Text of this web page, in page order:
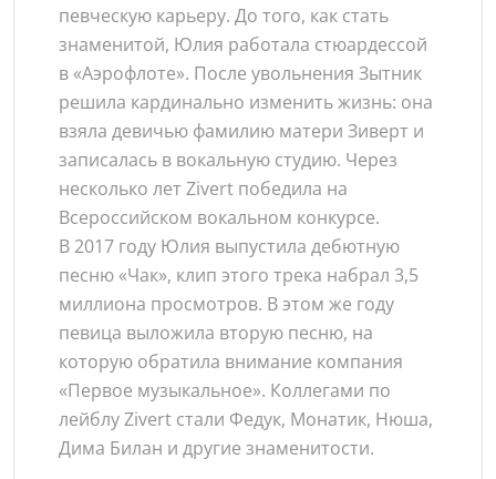
певческую карьеру. До того, как стать
знаменитой, Юлия работала стюардессой
в «Аэрофлоте». После увольнения Зытник
решила кардинально изменить жизнь: она
взяла девичью фамилию матери Зиверт и
записалась в вокальную студию. Через
несколько лет Zivert победила на
Всероссийском вокальном конкурсе.
В 2017 году Юлия выпустила дебютную
песню «Чак», клип этого трека набрал 3,5
миллиона просмотров. В этом же году
певица выложила вторую песню, на
которую обратила внимание компания
«Первое музыкальное». Коллегами по
лейблу Zivert стали Федук, Монатик, Нюша,
Дима Билан и другие знаменитости.